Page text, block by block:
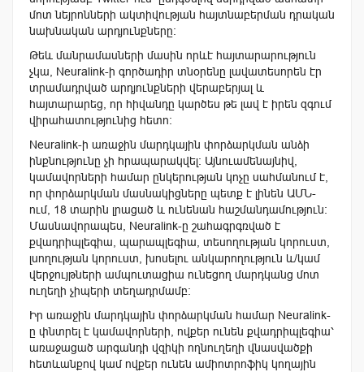
մոտ նեյրոնների ակտիվության հայտնաբերման դրական
նախնական արդյունքները:
Թեև մանրամասների մասին որևէ հայտարարություն
չկա, Neuralink-ի գործադիր տնօրենը լավատեսորեն էր
տրամադրված արդյունքների վերաբերյալ և
հայտարարեց, որ հիվանդը կարծես թե լավ է իրեն զգում
վիրահատությունից հետո:
Neuralink-ի առաջին մարդկային փորձարկման անձի
ինքնությունը չի հրապարակվել: Այնուամենայնիվ,
կամավորների համար ընկերության կոչը սահմանում է,
որ փորձարկման մասնակիցները պետք է լինեն ԱՄՆ-
ում, 18 տարին լրացած և ունենան հաշմանդամություն:
Մասնավորապես, Neuralink-ը շահագրգռված է
քվադրիպլեգիա, պարապլեգիա, տեսողության կորուստ,
լսողության կորուստ, խոսելու անկարողություն և/կամ
վերջույթների ամպուտացիա ունեցող մարդկանց մոտ
ուղեղի չիպերի տեղադրմամբ:
Իր առաջին մարդկային փորձարկման համար Neuralink-
ը փնտրել է կամավորների, ովքեր ունեն քվադրիպլեգիա՝
առաջացած արգանդի վզիկի ողնուղեղի վնասվածքի
հետևանքով կամ ովքեր ունեն ամիոտրոֆիկ կողային